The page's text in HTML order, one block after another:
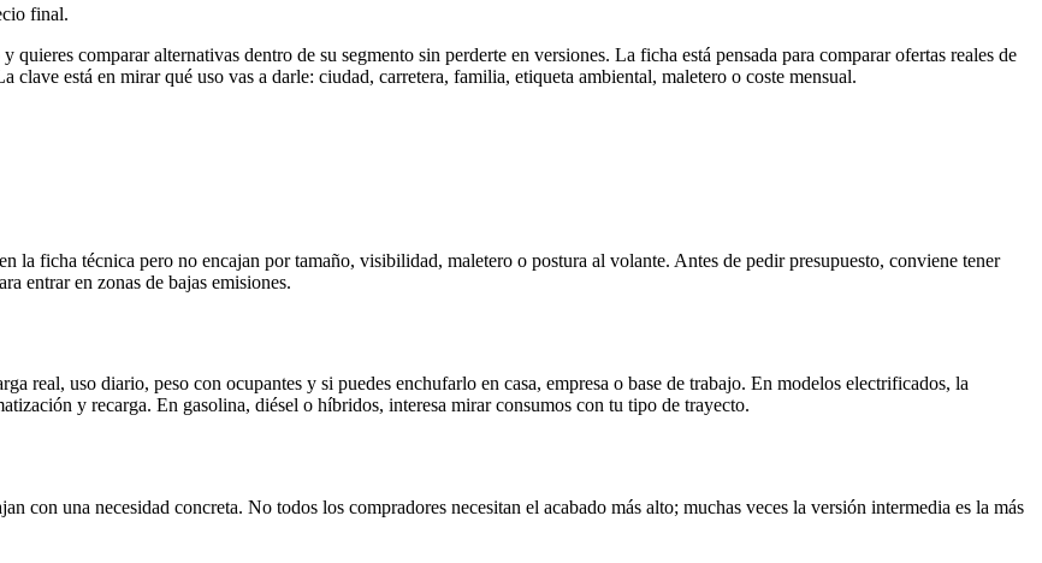
final.
comparar alternativas dentro de su segmento sin perderte en versiones. La ficha está pensada para comparar ofertas reales de
clave está en mirar qué uso vas a darle: ciudad, carretera, familia, etiqueta ambiental, maletero o coste mensual.
la ficha técnica pero no encajan por tamaño, visibilidad, maletero o postura al volante. Antes de pedir presupuesto, conviene tener
entrar en zonas de bajas emisiones.
real, uso diario, peso con ocupantes y si puedes enchufarlo en casa, empresa o base de trabajo. En modelos electrificados, la
y recarga. En gasolina, diésel o híbridos, interesa mirar consumos con tu tipo de trayecto.
con una necesidad concreta. No todos los compradores necesitan el acabado más alto; muchas veces la versión intermedia es la más